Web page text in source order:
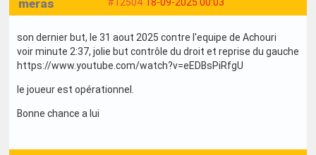
#12504 18-09-2025 00:03
meras
son dernier but, le 31 aout 2025 contre l'equipe de Achouri
voir minute 2:37, jolie but contrôle du droit et reprise du gauche
https://www.youtube.com/watch?v=eEDBsPiRfgU
le joueur est opérationnel.
Bonne chance a lui